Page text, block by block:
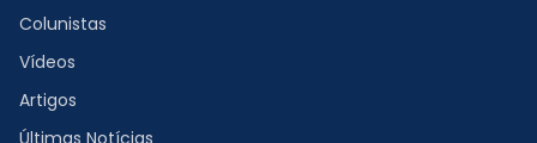
Colunistas
Vídeos
Artigos
Últimas Notícias